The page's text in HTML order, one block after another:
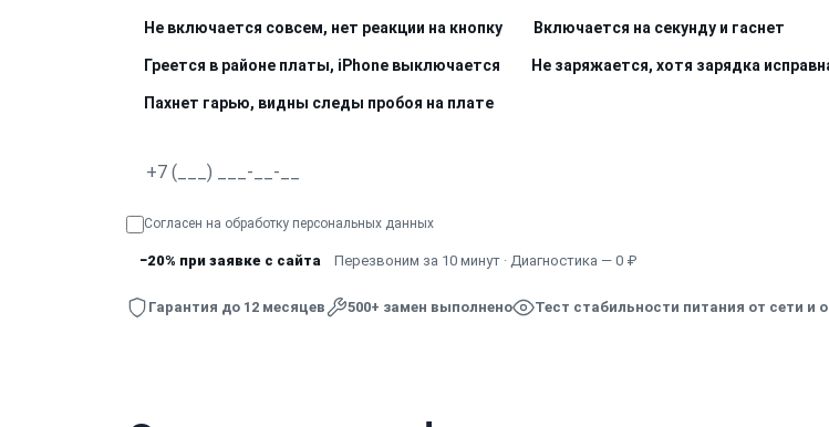
Не включается совсем, нет реакции на кнопку Включается на секунду и гаснет
Греется в районе платы, iPhone выключается Не заряжается, хотя зарядка
Пахнет гарью, видны следы пробоя на плате
Согласен на обработку персональных данных
−20% при заявке с сайта Перезвоним за 10 минут · Диагностика — 0 ₽
Гарантия до 12 месяцев 500+ замен выполнено Тест стабильности питания от сети и